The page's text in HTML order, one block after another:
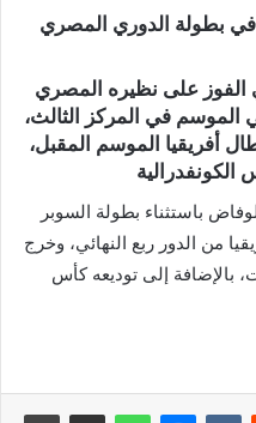
رصيده إلى 15 لقبًا في بطولة الدوري المصري
الفوز على نظيره المصري
الموسم في المركز الثالث،
أفريقيا الموسم المقبل،
باستثناء بطولة السوبر
من الدور ربع النهائي، وخرج
بالإضافة إلى توديعه كأس